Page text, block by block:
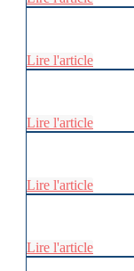
Lire l'article
Lire l'article
Lire l'article
Lire l'article